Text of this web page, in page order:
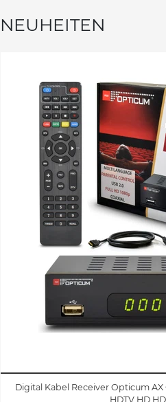
NEUHEITEN
Digital Kabel Receiver Opticum AX
HDTV HD